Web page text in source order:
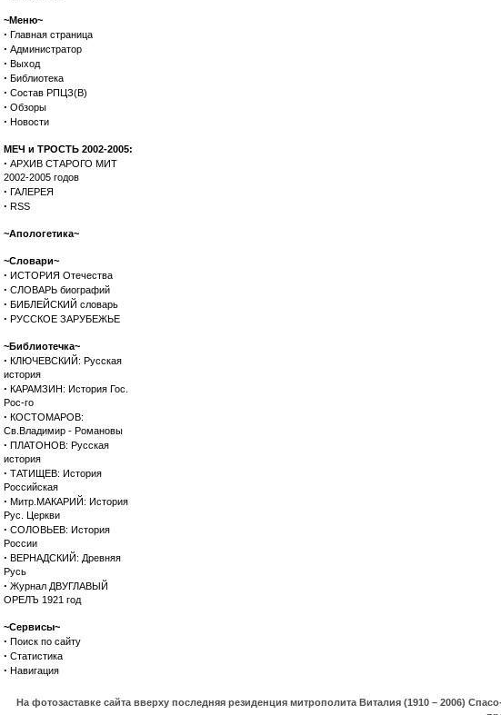
~Меню~
· Главная страница
· Администратор
· Выход
· Библиотека
· Состав РПЦЗ(В)
· Обзоры
· Новости
МЕЧ и ТРОСТЬ 2002-2005:
· АРХИВ СТАРОГО МИТ
2002-2005 годов
· ГАЛЕРЕЯ
· RSS
~Апологетика~
~Словари~
· ИСТОРИЯ Отечества
· СЛОВАРЬ биографий
· БИБЛЕЙСКИЙ словарь
· РУССКОЕ ЗАРУБЕЖЬЕ
~Библиотечка~
· КЛЮЧЕВСКИЙ: Русская
история
· КАРАМЗИН: История Гос.
Рос-го
· КОСТОМАРОВ:
Св.Владимир - Романовы
· ПЛАТОНОВ: Русская
история
· ТАТИЩЕВ: История
Российская
· Митр.МАКАРИЙ: История
Рус. Церкви
· СОЛОВЬЕВ: История
России
· ВЕРНАДСКИЙ: Древняя
Русь
· Журнал ДВУГЛАВЫЙ
ОРЕЛЪ 1921 год
~Сервисы~
· Поиск по сайту
· Статистика
· Навигация
На фотозаставке сайта вверху последняя резиденция митрополита Виталия (1910 – 2006)